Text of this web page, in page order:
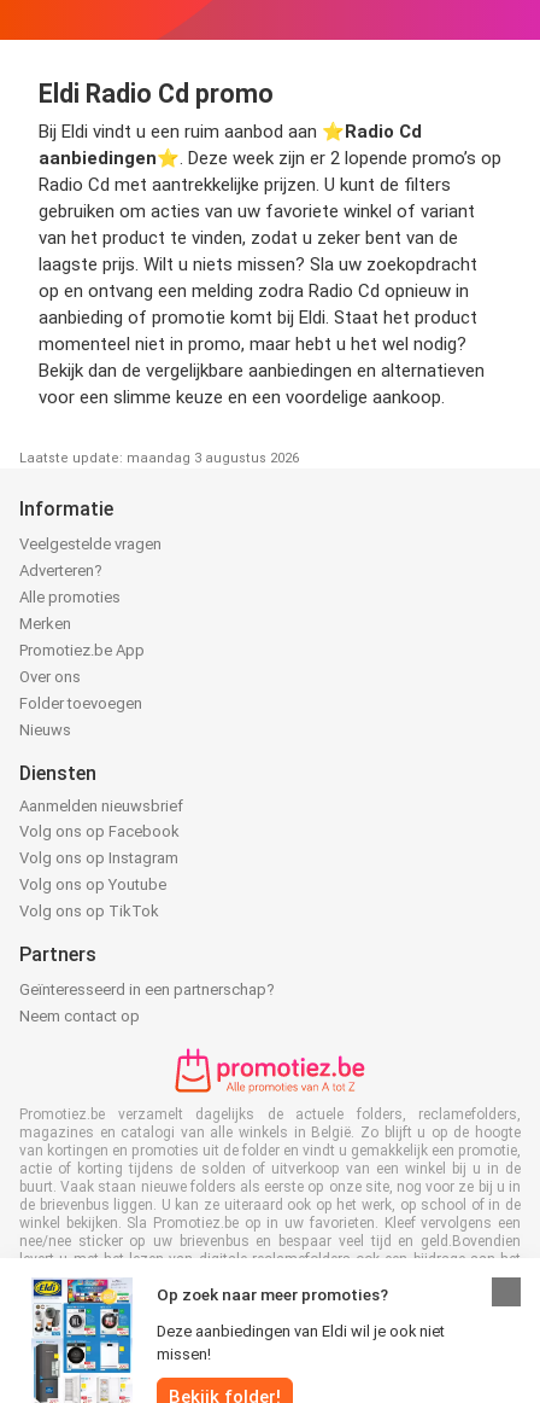
Eldi Radio Cd promo
Bij Eldi vindt u een ruim aanbod aan ⭐️Radio Cd
aanbiedingen⭐️. Deze week zijn er 2 lopende promo’s op
Radio Cd met aantrekkelijke prijzen. U kunt de filters
gebruiken om acties van uw favoriete winkel of variant
van het product te vinden, zodat u zeker bent van de
laagste prijs. Wilt u niets missen? Sla uw zoekopdracht
op en ontvang een melding zodra Radio Cd opnieuw in
aanbieding of promotie komt bij Eldi. Staat het product
momenteel niet in promo, maar hebt u het wel nodig?
Bekijk dan de vergelijkbare aanbiedingen en alternatieven
voor een slimme keuze en een voordelige aankoop.
Laatste update: maandag 3 augustus 2026
Op zoek naar meer promoties?
Deze aanbiedingen van Eldi wil je ook niet
missen!
Bekijk folder!
Informatie
Veelgestelde vragen
Adverteren?
Alle promoties
Merken
Promotiez.be App
Over ons
Folder toevoegen
Nieuws
Diensten
Aanmelden nieuwsbrief
Volg ons op Facebook
Volg ons op Instagram
Volg ons op Youtube
Volg ons op TikTok
Partners
Geïnteresseerd in een partnerschap?
Neem contact op
Promotiez.be verzamelt dagelijks de actuele folders, reclamefolders,
magazines en catalogi van alle winkels in België. Zo blijft u op de hoogte
van kortingen en promoties uit de folder en vindt u gemakkelijk een promotie,
actie of korting tijdens de solden of uitverkoop van een winkel bij u in de
buurt. Vaak staan nieuwe folders als eerste op onze site, nog voor ze bij u in
de brievenbus liggen. U kan ze uiteraard ook op het werk, op school of in de
winkel bekijken. Sla Promotiez.be op in uw favorieten. Kleef vervolgens een
nee/nee sticker op uw brievenbus en bespaar veel tijd en geld.Bovendien
levert u met het lezen van digitale reclamefolders ook een bijdrage aan het
terugdringen van papierafval. Dus het is ook goed voor het milieu!
Alle rechten voorbehouden © Promotiez.be 2026 |